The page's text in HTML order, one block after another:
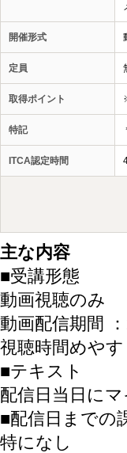
開催形式
定員
取得ポイント
特記
ITCA認定時間
主な内容
■受講形態
動画視聴のみ
動画配信期間
視聴時間めや
■テキスト
配信日当日に
■配信日までの
特になし